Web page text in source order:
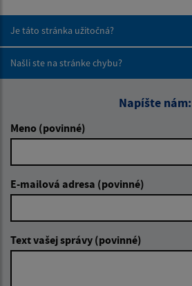
Je táto stránka užitočná?
Našli ste na stránke chybu?
Napíšte nám:
Meno (povinné)
E-mailová adresa (povinné)
Text vašej správy (povinné)